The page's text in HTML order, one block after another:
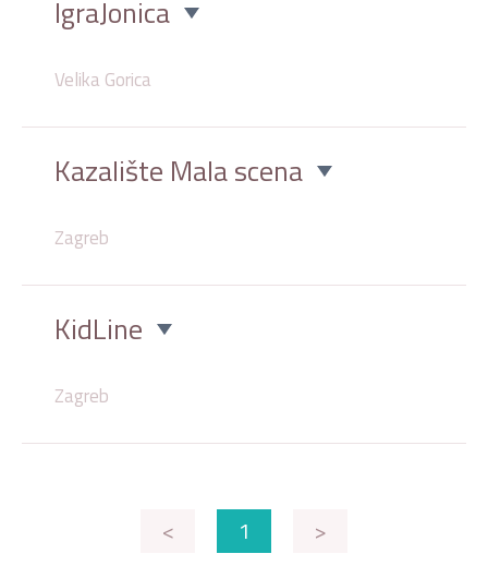
IgraJonica
Velika Gorica
Kazalište Mala scena
Zagreb
KidLine
Zagreb
< 1 >